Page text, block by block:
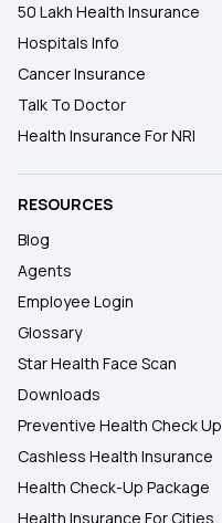
50 Lakh Health Insurance
Hospitals Info
Cancer Insurance
Talk To Doctor
Health Insurance For NRI
RESOURCES
Blog
Agents
Employee Login
Glossary
Star Health Face Scan
Downloads
Preventive Health Check Up
Cashless Health Insurance
Health Check-Up Package
Health Insurance For Cities